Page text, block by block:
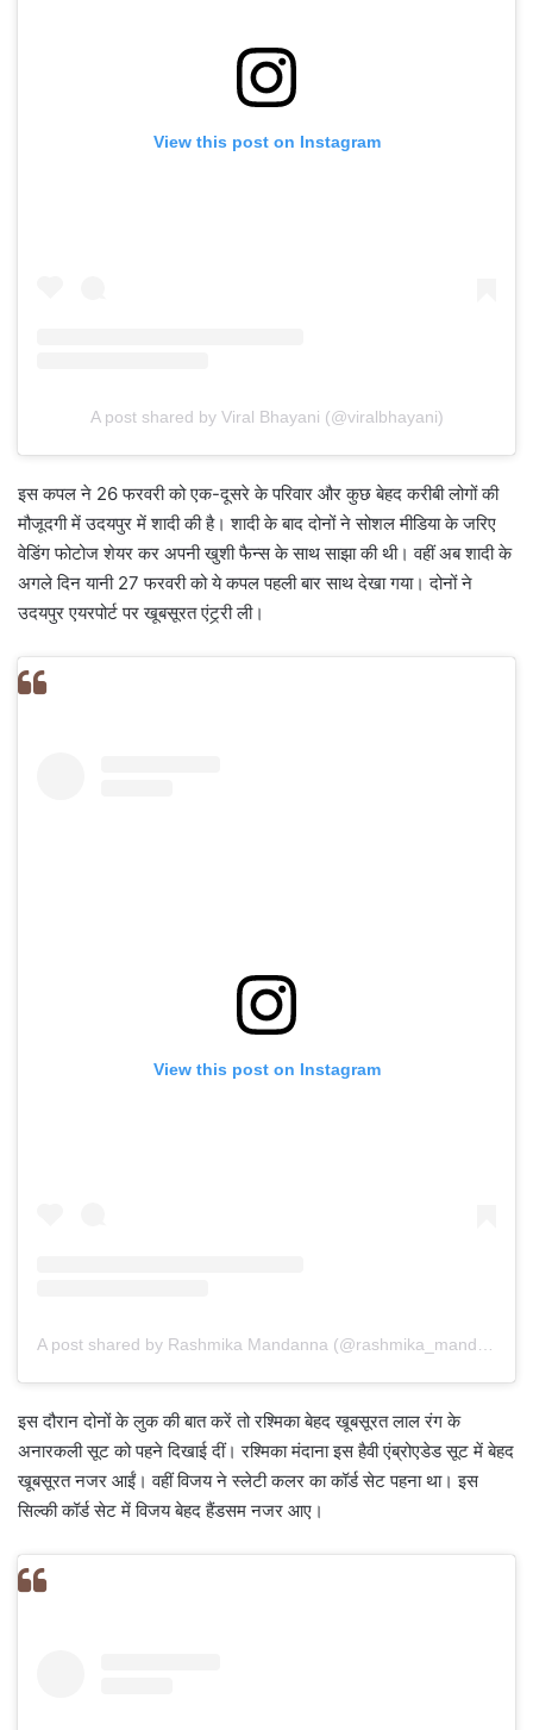
View this post on Instagram
A post shared by Viral Bhayani (@viralbhayani)
इस कपल ने 26 फरवरी को एक-दूसरे के परिवार और कुछ बेहद करीबी लोगों की
मौजूदगी में उदयपुर में शादी की है। शादी के बाद दोनों ने सोशल मीडिया के जरिए
वेडिंग फोटोज शेयर कर अपनी खुशी फैन्स के साथ साझा की थी। वहीं अब शादी के
अगले दिन यानी 27 फरवरी को ये कपल पहली बार साथ देखा गया। दोनों ने
उदयपुर एयरपोर्ट पर खूबसूरत एंट्र्री ली।
View this post on Instagram
इस दौरान दोनों के लुक की बात करें तो रश्मिका बेहद खूबसूरत लाल रंग के
अनारकली सूट को पहने दिखाई दीं। रश्मिका मंदाना इस हैवी एंब्रोएडेड सूट में बेहद
खूबसूरत नजर आईं। वहीं विजय ने स्लेटी कलर का कॉर्ड सेट पहना था। इस
सिल्की कॉर्ड सेट में विजय बेहद हैंडसम नजर आए।